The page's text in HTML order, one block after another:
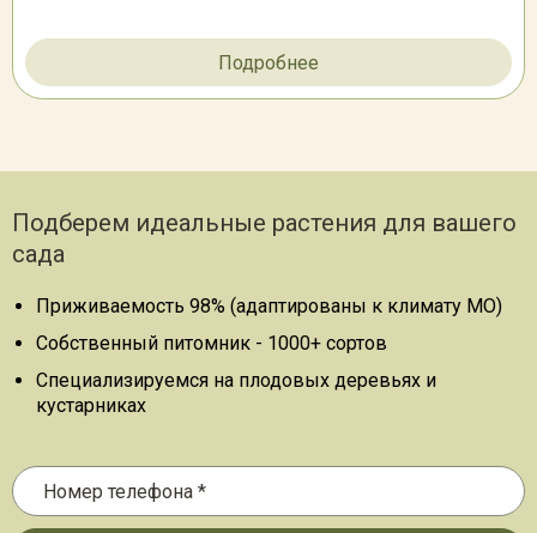
Подробнее
Подберем идеальные растения для вашего
сада
Приживаемость 98% (адаптированы к климату МО)
Собственный питомник - 1000+ сортов
Специализируемся на плодовых деревьях и
кустарниках